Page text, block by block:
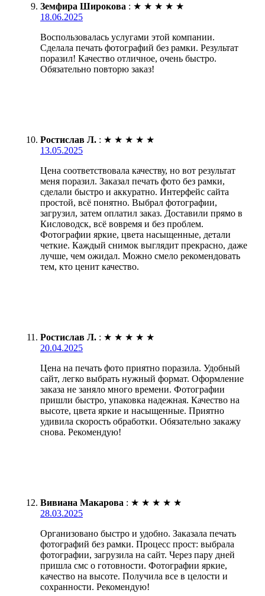
Земфира Широкова : ★ ★ ★ ★ ★
18.06.2025
Воспользовалась услугами этой компании.
Сделала печать фотографий без рамки. Результат
поразил! Качество отличное, очень быстро.
Обязательно повторю заказ!
Ростислав Л. : ★ ★ ★ ★ ★
13.05.2025
Цена соответствовала качеству, но вот результат
меня поразил. Заказал печать фото без рамки,
сделали быстро и аккуратно. Интерфейс сайта
простой, всё понятно. Выбрал фотографии,
загрузил, затем оплатил заказ. Доставили прямо в
Кисловодск, всё вовремя и без проблем.
Фотографии яркие, цвета насыщенные, детали
четкие. Каждый снимок выглядит прекрасно, даже
лучше, чем ожидал. Можно смело рекомендовать
тем, кто ценит качество.
Ростислав Л. : ★ ★ ★ ★ ★
20.04.2025
Цена на печать фото приятно поразила. Удобный
сайт, легко выбрать нужный формат. Оформление
заказа не заняло много времени. Фотографии
пришли быстро, упаковка надежная. Качество на
высоте, цвета яркие и насыщенные. Приятно
удивила скорость обработки. Обязательно закажу
снова. Рекомендую!
Вивиана Макарова : ★ ★ ★ ★ ★
28.03.2025
Организовано быстро и удобно. Заказала печать
фотографий без рамки. Процесс прост: выбрала
фотографии, загрузила на сайт. Через пару дней
пришла смс о готовности. Фотографии яркие,
качество на высоте. Получила все в целости и
сохранности. Рекомендую!